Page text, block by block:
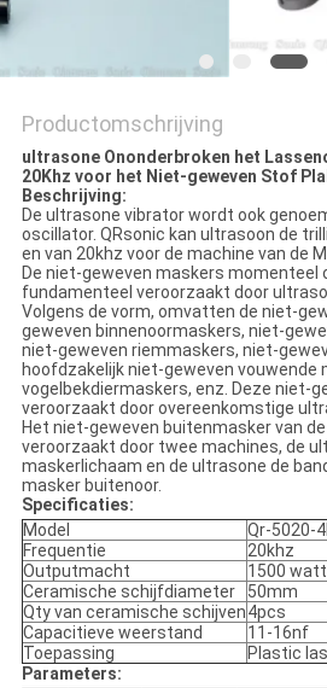
Productomschrijving
ultrasone Ononderbroken het
20Khz voor het Niet-geweven Stof
Beschrijving:
De ultrasone vibrator wordt ook
oscillator. QRsonic kan ultrasoon de
en van 20khz voor de machine van de
De niet-geweven maskers momenteel
fundamenteel veroorzaakt door
Volgens de vorm, omvatten de niet-
geweven binnenoormaskers, niet-
niet-geweven riemmaskers, niet-
hoofdzakelijk niet-geweven vouwende
vogelbekdiermaskers, enz. Deze niet-
veroorzaakt door overeenkomstige
Het niet-geweven buitenmasker van
veroorzaakt door twee machines, de
maskerlichaam en de ultrasone de
masker buitenoor.
Specificaties:
Model
Qr-5020-
Frequentie
20khz
Outputmacht
1500
Ceramische schijfdiameter
50mm
Qty van ceramische schijven4pcs
Capacitieve weerstand
11-16nf
Toepassing
Plastic
Parameters: